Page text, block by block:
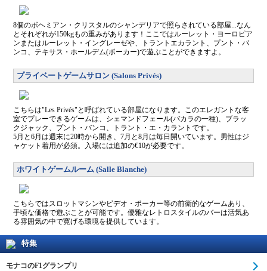
8個のボヘミアン・クリスタルのシャンデリアで照らされている部屋...なん
とそれぞれが150kgもの重みがあります！ここではルーレット・ヨーロピア
ンまたはルーレット・イングレーゼや、トラントエカラント、プント・バ
ンコ、テキサス・ホールデム(ポーカー)で遊ぶことができますよ。
プライベートゲームサロン (Salons Privés)
こちらは"Les Privés"と呼ばれている部屋になります。このエレガントな客
室でプレーできるゲームは、シェマンドフェール(バカラの一種)、ブラッ
クジャック、プント・バンコ、トラント・エ・カラントです。
5月と6月は週末に20時から開き、7月と8月は毎日開いています。男性はジ
ャケット着用が必須。入場には追加の€10が必要です。
ホワイトゲームルーム (Salle Blanche)
こちらではスロットマシンやビデオ・ポーカー等の前衛的なゲームあり、
手頃な価格で遊ぶことが可能です。優雅なレトロスタイルのバーは活気あ
る雰囲気の中で寛げる環境を提供しています。
特集
モナコのF1グランプリ